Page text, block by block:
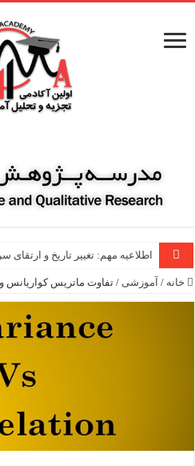
اطلاعیه مهم: تغییر تاریخ و ارتقای سرفصل‌های
خانه / آموزشی / تفاوت ماتریس